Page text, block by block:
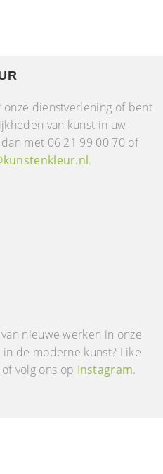
dienstverlening of bent
van kunst in uw
met 06 21 99 00 70 of
.
nieuwe werken in onze
de moderne kunst? Like
of volg ons op Instagram.